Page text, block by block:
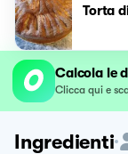
Torta
Calcola le
Clicca qui e
Ingredienti